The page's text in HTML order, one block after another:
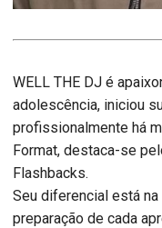
WELL THE DJ é
adolescência, iniciou
profissionalmente há
Format, destaca-se
Flashbacks.
Seu diferencial está
preparação de cada